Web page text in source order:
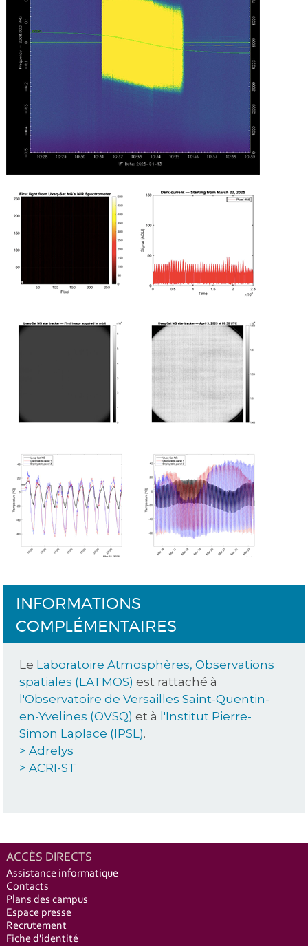
INFORMATIONS
COMPLÉMENTAIRES
Le Laboratoire Atmosphères, Observations
spatiales (LATMOS) est rattaché à
l'Observatoire de Versailles Saint-Quentin-
en-Yvelines (OVSQ) et à l'Institut Pierre-
Simon Laplace (IPSL).
> Adrelys
> ACRI-ST
ACCÈS DIRECTS
Assistance informatique
Contacts
Plans des campus
Espace presse
Recrutement
Fiche d'identité